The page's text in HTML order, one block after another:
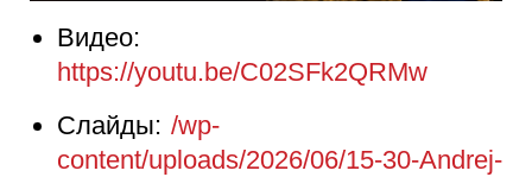
Видео:
https://youtu.be/C02SFk2QRMw
Слайды: /wp-
content/uploads/2026/06/15-30-Andrej-